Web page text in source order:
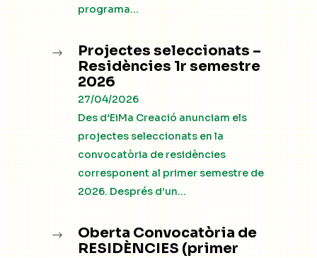
programa...
$
Projectes seleccionats –
Residències 1r semestre
2026
27/04/2026
Des d’EiMa Creació anunciam els
projectes seleccionats en la
convocatòria de residències
corresponent al primer semestre de
2026. Després d’un...
$
Oberta Convocatòria de
RESIDÈNCIES (primer